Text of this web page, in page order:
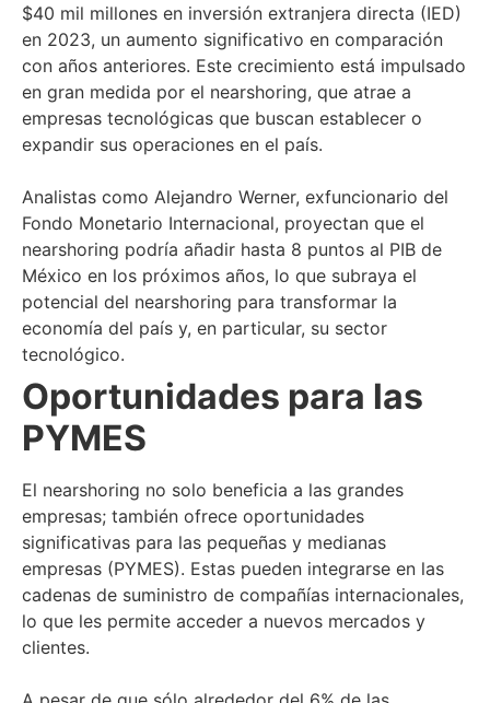
$40 mil millones en inversión extranjera directa (IED)
en 2023, un aumento significativo en comparación
con años anteriores. Este crecimiento está impulsado
en gran medida por el nearshoring, que atrae a
empresas tecnológicas que buscan establecer o
expandir sus operaciones en el país.
Analistas como Alejandro Werner, exfuncionario del
Fondo Monetario Internacional, proyectan que el
nearshoring podría añadir hasta 8 puntos al PIB de
México en los próximos años, lo que subraya el
potencial del nearshoring para transformar la
economía del país y, en particular, su sector
tecnológico.
Oportunidades para las
PYMES
El nearshoring no solo beneficia a las grandes
empresas; también ofrece oportunidades
significativas para las pequeñas y medianas
empresas (PYMES). Estas pueden integrarse en las
cadenas de suministro de compañías internacionales,
lo que les permite acceder a nuevos mercados y
clientes.